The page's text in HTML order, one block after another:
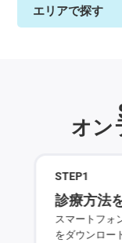
エリアで探す
オン
STEP1
診療方法
スマートフォ
をダウンロー